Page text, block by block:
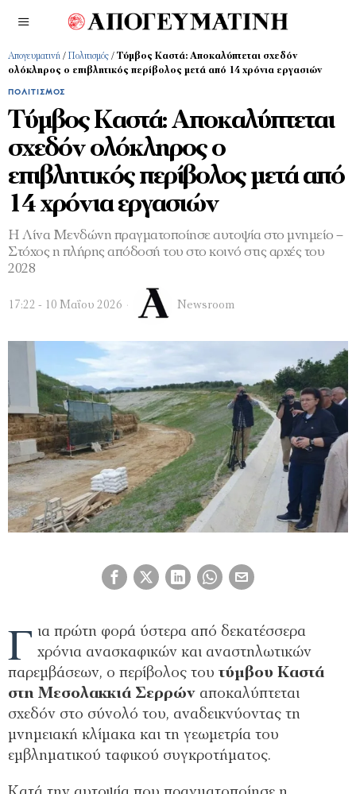
Απογευματινή / Πολιτισμός / Τύμβος Καστά: Αποκαλύπτεται σχεδόν
ολόκληρος ο επιβλητικός περίβολος μετά από 14 χρόνια εργασιών
ΠΟΛΙΤΙΣΜΌΣ
Τύμβος Καστά: Αποκαλύπτεται
σχεδόν ολόκληρος ο
επιβλητικός περίβολος μετά από
14 χρόνια εργασιών
Η Λίνα Μενδώνη πραγματοποίησε αυτοψία στο μνημείο –
Στόχος η πλήρης απόδοσή του στο κοινό στις αρχές του
2028
17:22 - 10 Μαΐου 2026 Newsroom
Γ ια πρώτη φορά ύστερα από δεκατέσσερα
χρόνια ανασκαφικών και αναστηλωτικών
παρεμβάσεων, ο περίβολος τουτύμβου Καστά
στη Μεσολακκιά Σερρών αποκαλύπτεται
σχεδόν στο σύνολό του, αναδεικνύοντας τη
μνημειακή κλίμακα και τη γεωμετρία του
εμβληματικού ταφικού συγκροτήματος.